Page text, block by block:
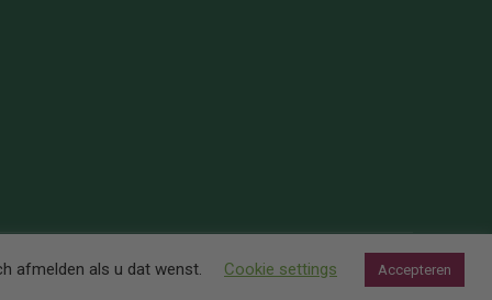
afmelden als u dat wenst. Cookie settings Accepteren